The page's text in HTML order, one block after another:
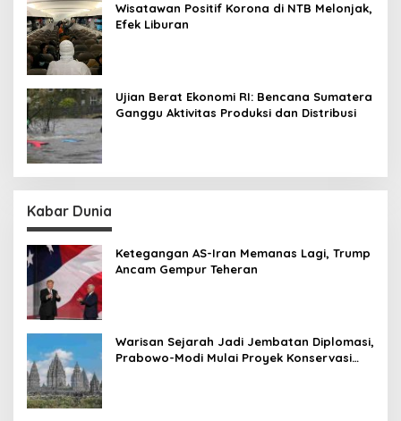
Wisatawan Positif Korona di NTB Melonjak,
Efek Liburan
Ujian Berat Ekonomi RI: Bencana Sumatera
Ganggu Aktivitas Produksi dan Distribusi
Kabar Dunia
Ketegangan AS-Iran Memanas Lagi, Trump
Ancam Gempur Teheran
Warisan Sejarah Jadi Jembatan Diplomasi,
Prabowo-Modi Mulai Proyek Konservasi